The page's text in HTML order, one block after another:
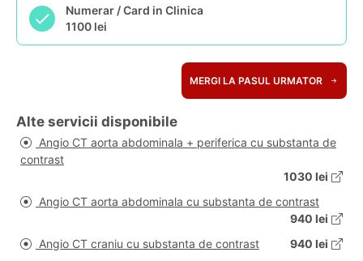
Numerar / Card in Clinica
1100 lei
MERGI LA PASUL URMATOR
Alte servicii disponibile
Angio CT aorta abdominala + periferica cu substanta de
contrast
1030 lei
Angio CT aorta abdominala cu substanta de contrast
940 lei
Angio CT craniu cu substanta de contrast
940 lei